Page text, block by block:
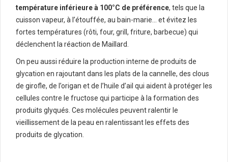
température inférieure à 100°C de préférence, tels que la
cuisson vapeur, à l’étouffée, au bain-marie… et évitez les
fortes températures (rôti, four, grill, friture, barbecue) qui
déclenchent la réaction de Maillard.
On peu aussi réduire la production interne de produits de
glycation en rajoutant dans les plats de la cannelle, des clous
de girofle, de l’origan et de l’huile d’ail qui aident à protéger les
cellules contre le fructose qui participe à la formation des
produits glyqués. Ces molécules peuvent ralentir le
vieillissement de la peau en ralentissant les effets des
produits de glycation.